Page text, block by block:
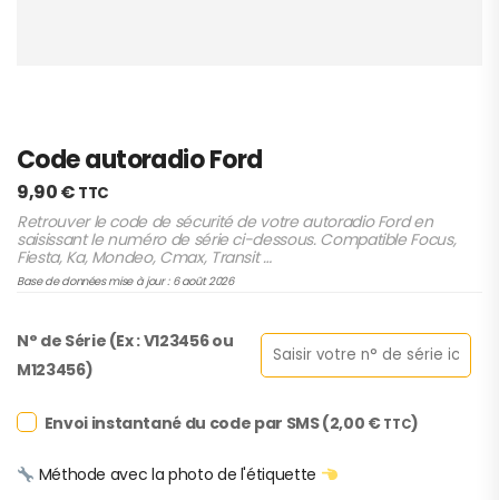
Code autoradio Ford
9,90€ TTC
Retrouver le code de sécurité de votre autoradio Ford en
saisissant le numéro de série ci-dessous. Compatible Focus,
Fiesta, Ka, Mondeo, Cmax, Transit …
Base de données mise à jour : 6 août 2026
N° de Série (Ex : V123456 ou
M123456)
Envoi instantané du code par SMS (2,00 € TTC)
Méthode avec la photo de l'étiquette